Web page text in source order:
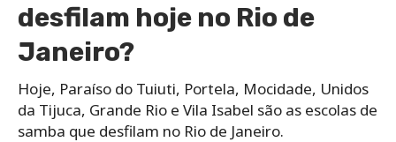
desfilam hoje no Rio de
Janeiro?
Hoje, Paraíso do Tuiuti, Portela, Mocidade, Unidos
da Tijuca, Grande Rio e Vila Isabel são as escolas de
samba que desfilam no Rio de Janeiro.